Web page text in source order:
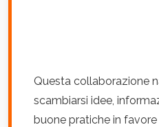
-
-
-
Questa collaborazione
scambiarsi idee,
buone pratiche in